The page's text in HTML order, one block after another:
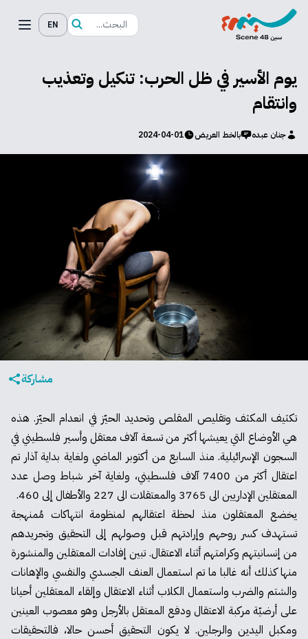
EN
يوم الأسير في ظل الحرب: تنكيل وتعذيب
وانتقام
جنان عبده بالخط العريض 2024-04-01
مشاركة
تكثيف المكثف وتقليص المقلص وتحديد الحيّز في انعدام الحيّز. هذه
هي الأوضاع التي يعيشها أكثر من تسعة آلاف معتقل وأسير فلسطيني في
السجون الإسرائيلية. منذ السابع من أكتوبر الماضي ولغاية بداية آذار تم
اعتقال
أكثر من 7400 آلاف فلسطيني، ولغاية آخر شباط وصل عدد
المعتقلين الإداريين الى 3765 والمعتقلات الى 227 والأطفال إلى 460.
يخضع المعتقلون منذ لحظة اعتقالهم لمنظومة انتهاكات مُمنهجة
تستهدف كسر روحهم وإرادتهم قبل وصولهم إلى التحقيق وتجريدهم
من إنسانيتهم وكرامتهم أثناء الاعتقال. تبين إفادات المعتقلين والمنشورة
منها كذلك أنه غالبا ما تم استعمال العنف الجسدي والنفسي والإهانات
والشتم والضرب واستعمال الكلاب أثناء الاعتقال وإلقاء المعتقلين أحيانا
على أرضيّة مركبة الاعتقال ودفع المعتقل بالأرجل وهو معصوب العينين
ومكبل اليدين والرجلين. لا يكون التحقيق أحسن حالا، فالتحقيقات